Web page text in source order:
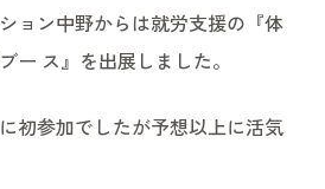
ョン中野からは就労支援の『体
ー ス』を出展しました。
初参加でしたが予想以上に活気